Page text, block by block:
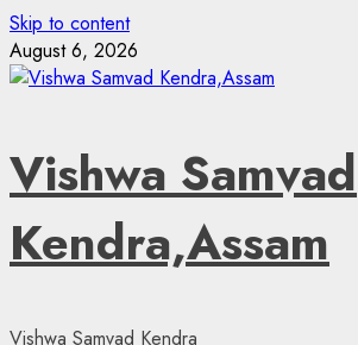
Skip to content
August 6, 2026
Vishwa Samvad
Kendra,Assam
Vishwa Samvad Kendra